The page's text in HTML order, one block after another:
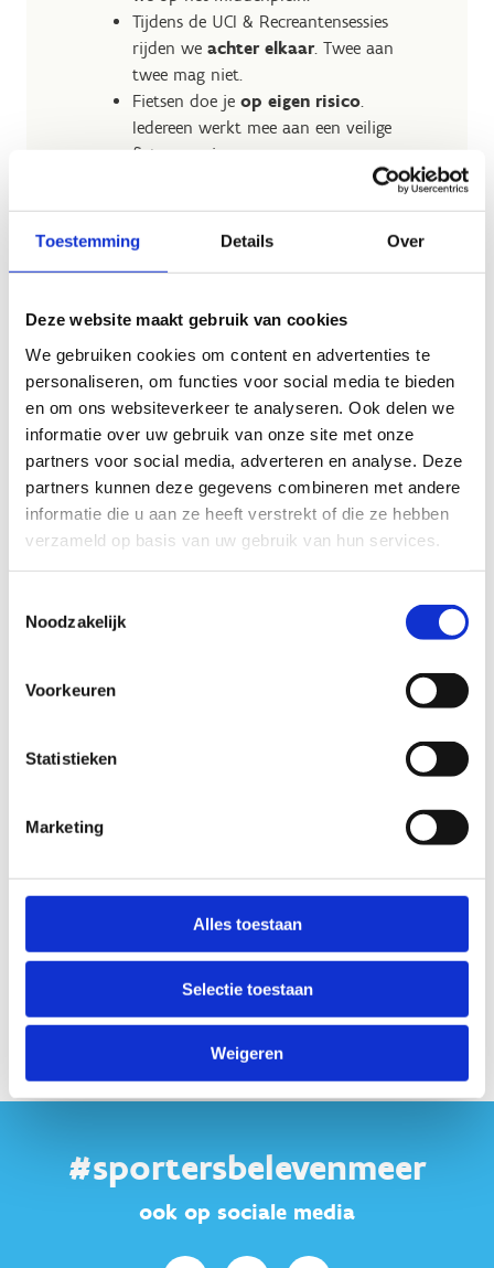
Toestemming Details Over
Deze website maakt gebruik van cookies
We gebruiken cookies om content en advertenties te
personaliseren, om functies voor social media te bieden
en om ons websiteverkeer te analyseren. Ook delen we
informatie over uw gebruik van onze site met onze
partners voor social media, adverteren en analyse. Deze
partners kunnen deze gegevens combineren met andere
informatie die u aan ze heeft verstrekt of die ze hebben
verzameld op basis van uw gebruik van hun services.
Noodzakelijk
Voorkeuren
Statistieken
Marketing
Alles toestaan
Selectie toestaan
Weigeren
Do's
Wanneer we op de wielerbaan
rijden, is het aangeraden om
handschoenente dragen. Hierdoor
hebben we een betere grip op het
stuur en zijn onze handen
beschermd bij een valpartij.
We dragen steeds een helm bij het
fietsen. Zonder helm kom je niet op
Hou jetwee handensteeds aan je
. Hierdoor kan je sneller
uitwijken of corrigeren indien nodig.
Tijdens de UCI & Recreantensessies
rijden we achter elkaar. Twee aan
twee mag niet.
Fietsen doe je op eigen risico.
Iedereen werkt mee aan een veilige
fietsomgeving.
#sportersbelevenmeer
ook op sociale media